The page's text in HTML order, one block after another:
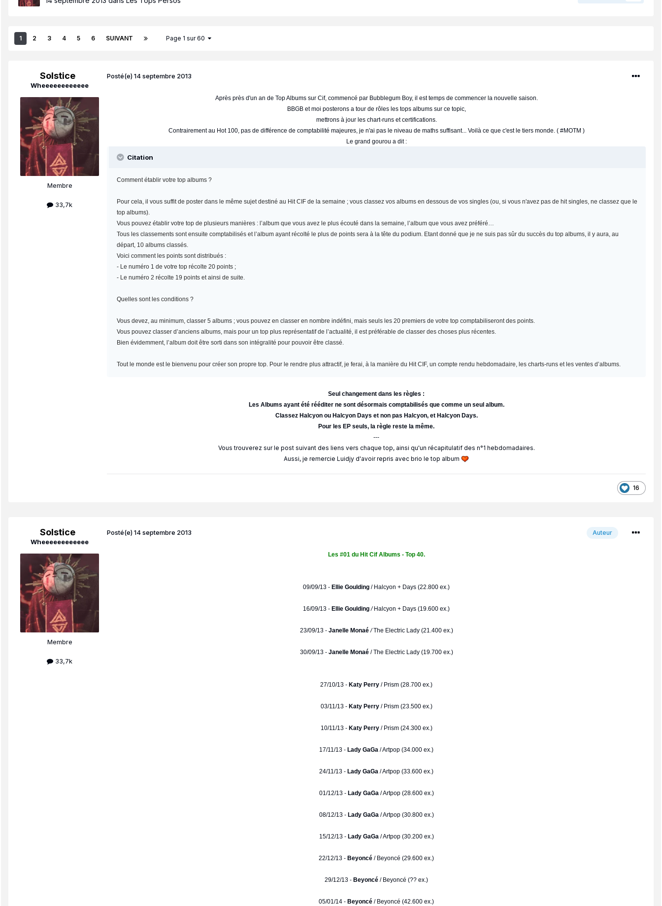
1 2 3 4 5 6 SUIVANT Page 1 sur 60
Solstice
Wheeeeeeeeeeee
Membre
33,7k
Posté(e)14 septembre 2013
Après près d'un an de Top Albums sur Cif, commencé par Bubblegum Boy, il est temps de commencer la nouvelle saison.
BBGB et moi posterons a tour de rôles les tops albums sur ce topic,
mettrons à jour les chart-runs et certifications.
Contrairement au Hot 100, pas de différence de comptabilité majeures, je n'ai pas le niveau de maths suffisant... Voilà ce que c'est le tiers monde. ( #MOTM )
Le grand gourou a dit :
Citation
Comment établir votre top albums ?
Pour cela, il vous suffit de poster dans le même sujet destiné au Hit CIF de la semaine ; vous classez vos albums en dessous de vos singles (ou, si vous n'avez pas de hit singles, ne classez que le
top albums).
Vous pouvez établir votre top de plusieurs manières : l’album que vous avez le plus écouté dans la semaine, l’album que vous avez préféré…
Tous les classements sont ensuite comptabilisés et l’album ayant récolté le plus de points sera à la tête du podium. Etant donné que je ne suis pas sûr du succès du top albums, il y aura, au
départ, 10 albums classés.
Voici comment les points sont distribués :
- Le numéro 1 de votre top récolte 20 points ;
- Le numéro 2 récolte 19 points et ainsi de suite.
Quelles sont les conditions ?
Vous devez, au minimum, classer 5 albums ; vous pouvez en classer en nombre indéfini, mais seuls les 20 premiers de votre top comptabiliseront des points.
Vous pouvez classer d’anciens albums, mais pour un top plus représentatif de l’actualité, il est préférable de classer des choses plus récentes.
Bien évidemment, l’album doit être sorti dans son intégralité pour pouvoir être classé.
Tout le monde est le bienvenu pour créer son propre top. Pour le rendre plus attractif, je ferai, à la manière du Hit CIF, un compte rendu hebdomadaire, les charts-runs et les ventes d’albums.
Seul changement dans les règles :
Les Albums ayant été rééditer ne sont désormais comptabilisés que comme un seul album.
Classez Halcyon ou Halcyon Days et non pas Halcyon, et Halcyon Days.
Pour les EP seuls, la règle reste la même.
---
Vous trouverez sur le post suivant des liens vers chaque top, ainsi qu'un récapitulatif des n°1 hebdomadaires.
Aussi, je remercie Luidjy d'avoir repris avec brio le top album
16
Solstice
Wheeeeeeeeeeee
Membre
33,7k
Auteur
Posté(e)14 septembre 2013
Les #01 du Hit Cif Albums - Top 40.
09/09/13 - Ellie Goulding / Halcyon + Days (22.800 ex.)
16/09/13 - Ellie Goulding /Halcyon + Days (19.600 ex.)
23/09/13 - Janelle Monaé /The Electric Lady (21.400 ex.)
30/09/13 - Janelle Monaé/ The Electric Lady (19.700 ex.)
27/10/13 - Katy Perry / Prism (28.700 ex.)
03/11/13 - Katy Perry/ Prism (23.500 ex.)
10/11/13 - Katy Perry/ Prism (24.300 ex.)
17/11/13 - Lady GaGa / Artpop (34.000 ex.)
24/11/13 - Lady GaGa / Artpop (33.600 ex.)
01/12/13 - Lady GaGa / Artpop (28.600 ex.)
08/12/13 - Lady GaGa / Artpop (30.800 ex.)
15/12/13 - Lady GaGa / Artpop (30.200 ex.)
22/12/13 - Beyoncé / Beyoncé (29.600 ex.)
29/12/13 - Beyoncé / Beyoncé (?? ex.)
05/01/14 - Beyoncé / Beyoncé (42.600 ex.)